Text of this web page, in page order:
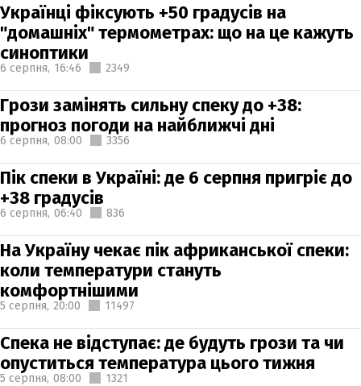
Українці фіксують +50 градусів на
"домашніх" термометрах: що на це кажуть
синоптики
6 серпня, 16:46 2349
Грози замінять сильну спеку до +38:
прогноз погоди на найближчі дні
6 серпня, 08:00 3356
Пік спеки в Україні: де 6 серпня пригріє до
+38 градусів
6 серпня, 06:40 836
На Україну чекає пік африканської спеки:
коли температури стануть
комфортнішими
5 серпня, 20:00 11497
Спека не відступає: де будуть грози та чи
опуститься температура цього тижня
5 серпня, 08:00 1321